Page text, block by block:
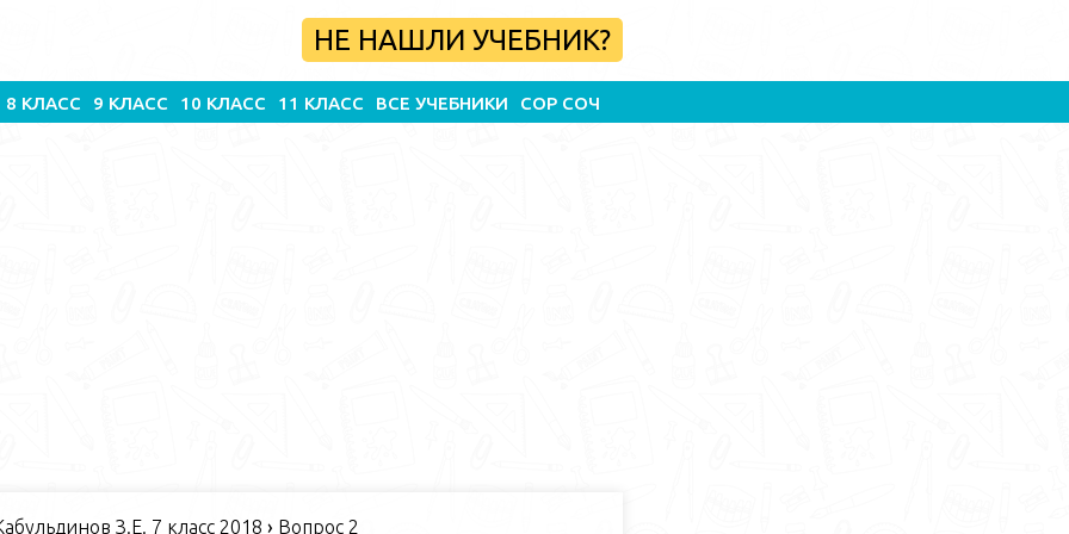
НЕ НАШЛИ УЧЕБНИК?
8 КЛАСС 9 КЛАСС 10 КЛАСС 11 КЛАСС ВСЕ УЧЕБНИКИ СОР СОЧ
З.Е. 7 класс 2018 › Вопрос 2